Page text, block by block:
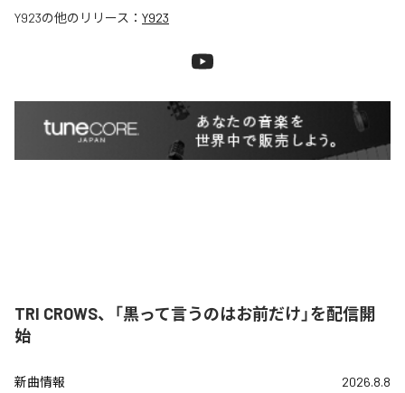
Y923の他のリリース： Y923
TRI CROWS、「黒って言うのはお前だけ」を配信開
始
新曲情報 2026.8.8